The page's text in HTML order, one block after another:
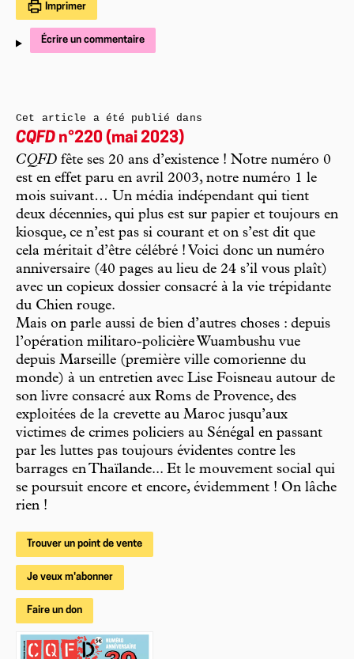
Imprimer
Écrire un commentaire
Cet article a été publié dans
CQFD n°220 (mai 2023)
CQFD fête ses 20 ans d’existence ! Notre numéro 0
est en effet paru en avril 2003, notre numéro 1 le
mois suivant… Un média indépendant qui tient
deux décennies, qui plus est sur papier et toujours en
kiosque, ce n’est pas si courant et on s’est dit que
cela méritait d’être célébré ! Voici donc un numéro
anniversaire (40 pages au lieu de 24 s’il vous plaît)
avec un copieux dossier consacré à la vie trépidante
du Chien rouge.
Mais on parle aussi de bien d’autres choses : depuis
l’opération militaro-policière Wuambushu vue
depuis Marseille (première ville comorienne du
monde) à un entretien avec Lise Foisneau autour de
son livre consacré aux Roms de Provence, des
exploitées de la crevette au Maroc jusqu’aux
victimes de crimes policiers au Sénégal en passant
par les luttes pas toujours évidentes contre les
barrages en Thaïlande... Et le mouvement social qui
se poursuit encore et encore, évidemment ! On lâche
rien !
Trouver un point de vente
Je veux m'abonner
Faire un don